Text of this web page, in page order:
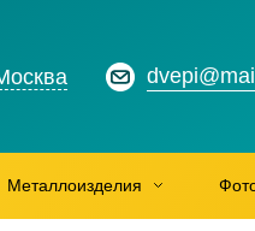
Металлоизделия